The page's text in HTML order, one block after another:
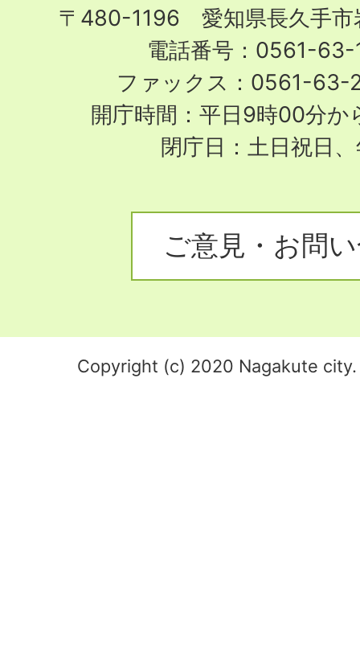
〒480-1196 愛知県長久手市
電話番号：0561-63-
ファックス：0561-63-
開庁時間：平日9時00分
閉庁日：土日祝日
ご意見・お問
Copyright (c) 2020 Nagakute